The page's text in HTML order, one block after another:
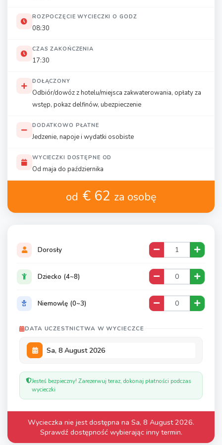
ROZPOCZĘCIE WYCIECZKI O GODZ
08:30
CZAS ZAKOŃCZENIA
17:30
DOŁĄCZONY
Odbiór/dowóz z hotelu/miejsca zakwaterowania, opłaty za
wstęp, pokaz delfinów, ubezpieczenie
DODATKOWO PŁATNE
Jedzenie, napoje i wydatki osobiste
WYCIECZKI DOSTĘPNE OD
Od maja do października
od € 62 za osobę
Dorosły
Dziecko (4~8)
Niemowlę (0~3)
DATA UCZESTNICTWA W WYCIECZCE
Jesteś bezpieczny! Zarezerwuj teraz, dokonaj płatności podczas
wycieczki
Wycieczka nie jest dostępna na Sa, 8 August 2026.
Sprawdź dostępność wybierając inny termin.